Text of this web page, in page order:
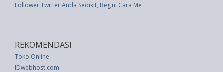
Follower Twitter Anda Sedikit, Begini Cara Menambahnya
REKOMENDASI
Toko Online
IDwebhost.com